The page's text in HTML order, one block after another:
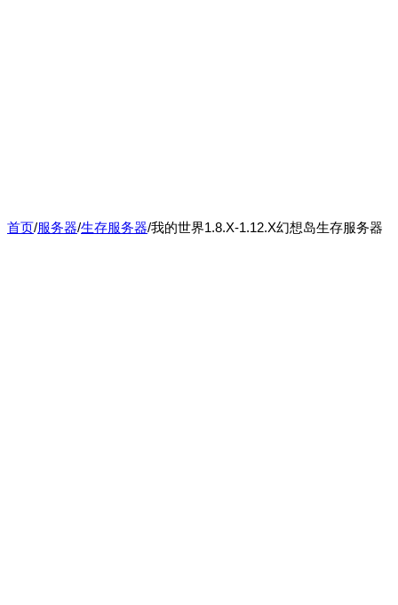
首页/服务器/生存服务器/我的世界1.8.X-1.12.X幻想岛生存服务器